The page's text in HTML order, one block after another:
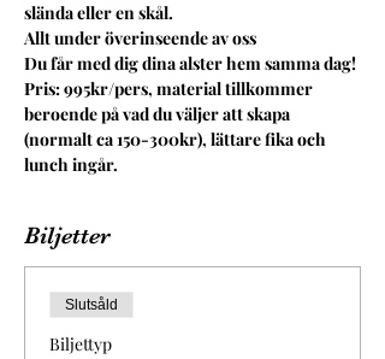
slända eller en skål.
Allt under överinseende av oss
Du får med dig dina alster hem samma dag!
Pris: 995kr/pers, material tillkommer
beroende på vad du väljer att skapa
(normalt ca 150-300kr), lättare fika och
lunch ingår.
Biljetter
Slutsåld
Biljettyp